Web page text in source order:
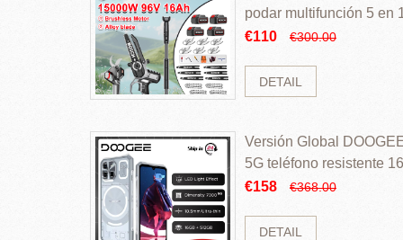
podar multifunción 5 en
€110
€300.00
DETAIL
Versión Global
5G teléfono resistente
ROM Mediatek
€158 €368.00
DETAIL